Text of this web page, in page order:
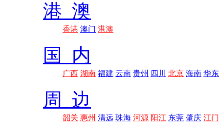
港 澳
香港 澳门 港澳
国 内
广西 湖南 福建 云南 贵州 四川 北京 海南 华东
周 边
韶关 惠州 清远 珠海 河源 阳江 东莞 肇庆 江门